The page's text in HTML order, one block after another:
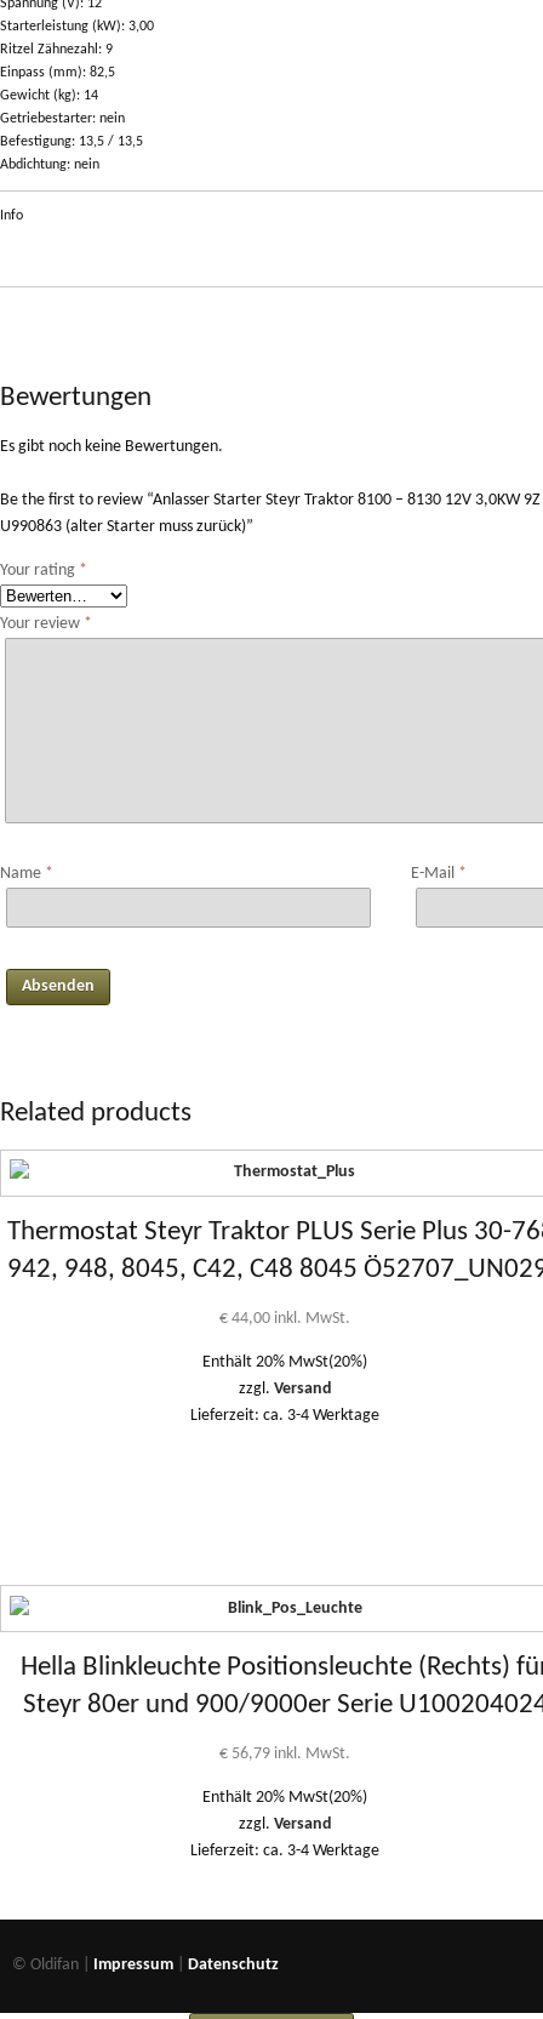
Spannung (V): 12
Starterleistung (kW): 3,00
Ritzel Zähnezahl: 9
Einpass (mm): 82,5
Gewicht (kg): 14
Getriebestarter: nein
Befestigung: 13,5 / 13,5
Abdichtung: nein
Info
Bewertungen
Es gibt noch keine Bewertungen.
Be the first to review “Anlasser Starter Steyr Traktor 8100 – 8130 12V 3,0KW
U990863 (alter Starter muss zurück)”
Your rating *
Your review *
Name * E-Mail *
Related products
Thermostat Steyr Traktor PLUS Serie Plus 30-
942, 948, 8045, C42, C48 8045
€ 44,00 inkl. MwSt.
Enthält 20% MwSt(20%)
zzgl. Versand
Lieferzeit: ca. 3-4 Werktage
Hella Blinkleuchte Positionsleuchte (Rechts)
Steyr 80er und 900/9000er Serie
€ 56,79 inkl. MwSt.
Enthält 20% MwSt(20%)
zzgl. Versand
Lieferzeit: ca. 3-4 Werktage
© Oldifan | Impressum Datenschutz